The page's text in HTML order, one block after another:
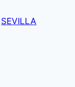
SEVILLA